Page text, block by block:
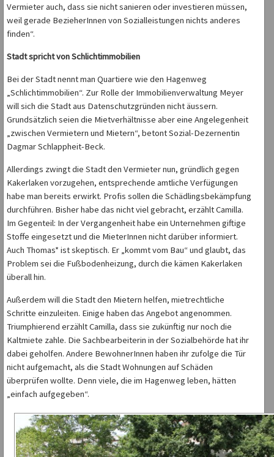
Vermieter auch, dass sie nicht sanieren oder investieren müssen,
weil gerade BezieherInnen von Sozialleistungen nichts anderes
finden“.
Stadt spricht von Schlichtimmobilien
Bei der Stadt nennt man Quartiere wie den Hagenweg
„Schlichtimmobilien“. Zur Rolle der Immobilienverwaltung Meyer
will sich die Stadt aus Datenschutzgründen nicht äussern.
Grundsätzlich seien die Mietverhältnisse aber eine Angelegenheit
„zwischen Vermietern und Mietern“, betont Sozial-Dezernentin
Dagmar Schlappheit-Beck.
Allerdings zwingt die Stadt den Vermieter nun, gründlich gegen
Kakerlaken vorzugehen, entsprechende amtliche Verfügungen
habe man bereits erwirkt. Profis sollen die Schädlingsbekämpfung
durchführen. Bisher habe das nicht viel gebracht, erzählt Camilla.
Im Gegenteil: In der Vergangenheit habe ein Unternehmen giftige
Stoffe eingesetzt und die MieterInnen nicht darüber informiert.
Auch Thomas* ist skeptisch. Er „kommt vom Bau“ und glaubt, das
Problem sei die Fußbodenheizung, durch die kämen Kakerlaken
überall hin.
Außerdem will die Stadt den Mietern helfen, mietrechtliche
Schritte einzuleiten. Einige haben das Angebot angenommen.
Triumphierend erzählt Camilla, dass sie zukünftig nur noch die
Kaltmiete zahle. Die Sachbearbeiterin in der Sozialbehörde hat ihr
dabei geholfen. Andere BewohnerInnen haben ihr zufolge die Tür
nicht aufgemacht, als die Stadt Wohnungen auf Schäden
überprüfen wollte. Denn viele, die im Hagenweg leben, hätten
„einfach aufgegeben“.